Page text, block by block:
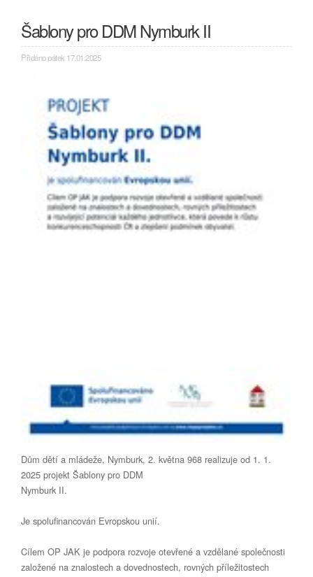
Šablony pro DDM Nymburk II
Přidáno pátek 17.01.2025
Dům dětí a mládeže, Nymburk, 2. května 968 realizuje od 1. 1.
2025 projekt Šablony pro DDM
Nymburk II.
Je spolufinancován Evropskou unií.
Cílem OP JAK je podpora rozvoje otevřené a vzdělané společnosti
založené na znalostech a dovednostech, rovných příležitostech